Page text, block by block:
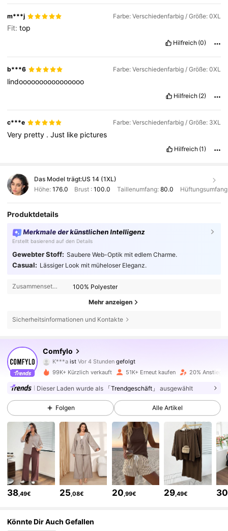
m***j Farbe: Verschiedenfarbig / Größe: 0XL
Fit:top
Hilfreich (0)
b***6 Farbe: Verschiedenfarbig / Größe: 0XL
lindoooooooooooooooo
Hilfreich (2)
c***e Farbe: Verschiedenfarbig / Größe: 3XL
Very pretty .Just like pictures
Hilfreich (1)
Das Model trägt:US 14 (1XL)
Höhe: 176.0 Brust :100.0 Taillenumfang: 80.0
Produktdetails
Merkmale der künstlichen Intelligenz
Erstellt basierend auf den Details
Gewebter Stoff: Saubere Web-Optik mit edlem Charme.
Casual: Lässiger Look mit müheloser Eleganz.
Zusammensetzung: 100% Polyester
Mehr anzeigen
Sicherheitsinformationen und Kontakte
Comfylo
K***aistVor 4 Stunden
b***sist am Durchsuchen
4,72
37K Follower
4,72
4,72 37K Follower
4,72 37K Follower
99K+ Kürzlich verkauft 51K+ Erneut kaufen 20% Anstieg
Dieser Laden wurde als 「Trendgeschäft」 ausgewählt
Folgen Alle Artikel
38 ,49€ 25 ,08€ 20 ,99€ 29 ,49€ 30
Könnte Dir Auch Gefallen